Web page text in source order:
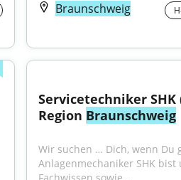
Braunschweig
Servicetechniker SHK
Region Braunschweig
Wir suchen … Dich, wenn Du
Anlagenmechaniker SHK